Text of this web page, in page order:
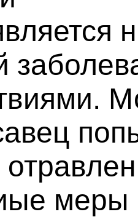
меры